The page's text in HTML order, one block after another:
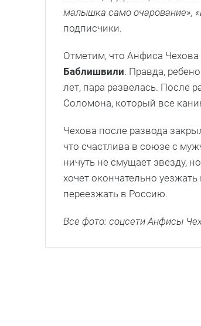
малышка само очарование»,
подписчики.
Отметим, что Анфиса
Баблишвили. Правда,
лет, пара развелась. После
Соломона, который все
Чехова после развода
что счастлива в союзе с
ничуть не смущает звезду,
хочет окончательно
переезжать в Россию.
Все фото: соцсети Анфисы